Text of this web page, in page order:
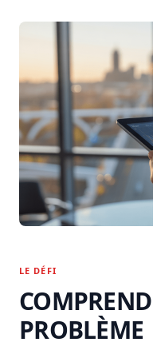
LE DÉFI
PROBLÈME